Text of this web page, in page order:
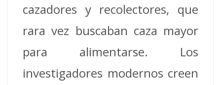
cazadores y recolectores, que
rara vez buscaban caza mayor
para alimentarse. Los
investigadores modernos creen